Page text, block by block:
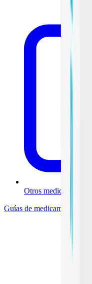
Otros medicamentos
Guías de medicamentos